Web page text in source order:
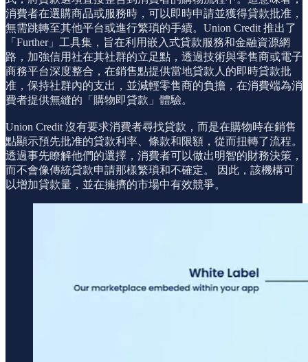
消費者在選購商品或服務時，可以即時申請並獲得貸款批准，
無需跳轉至其他平台或進行繁瑣的手續。Union Credit 推出了
「Further」工具集，旨在利用嵌入式貸款服務和金融資源網
路，加強信用社在其社群的立足點，透過技術與零售商或電子
商務平台深度整合，在銷售點提供當地貸款人的即時貸款批
准，保持社群內的支出，並減輕零售商的負擔，在消費端為消
費者提供無縫的「購物即貸款」體驗。
Union Credit 沒有要求消費者尋找貸款，而是在購物時在銷售
點顯示預先批准的貸款利率、條款和限額，從而扭轉了流程。
透過事先瞭解他們的選擇，消費者可以做出明智的財務決策，
而不會像傳統貸款申請那樣繁瑣和不確定。 因此，該機構可
以增加貸款量，並在擁擠的市場中有效競爭。